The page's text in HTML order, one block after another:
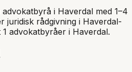
advokatbyrå i Haverdal med 1–4
juridisk rådgivning i Haverdal-
advokatbyråer i Haverdal.